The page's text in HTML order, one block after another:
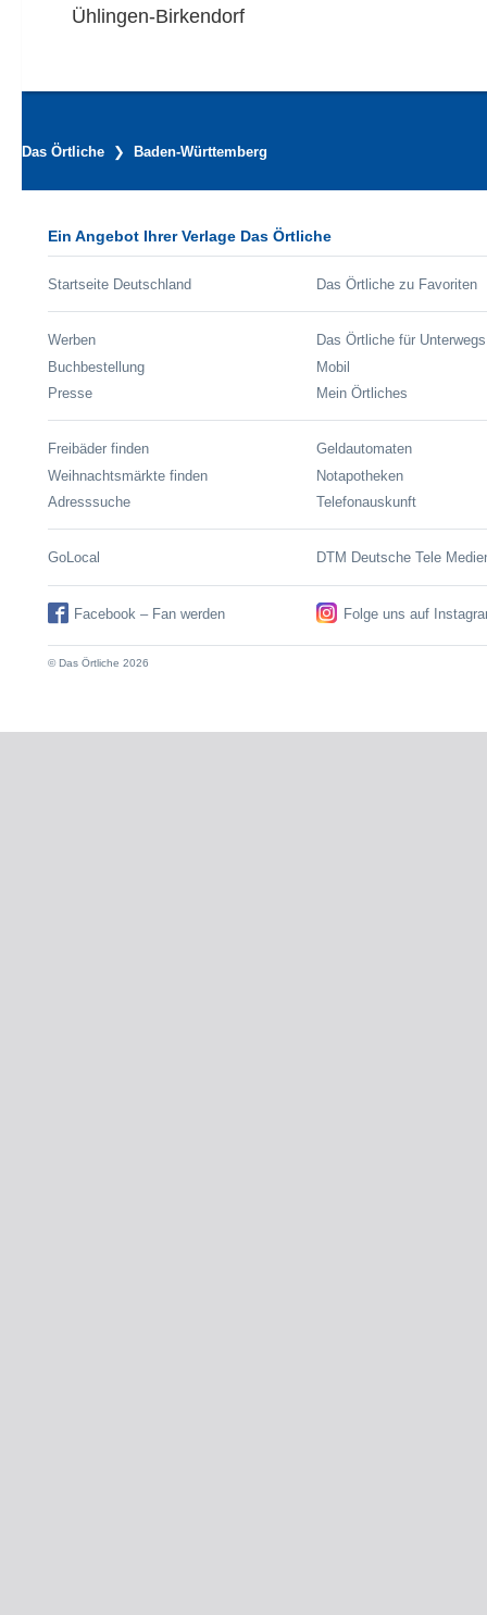
Ühlingen-Birkendorf
Das Örtliche Baden-Württemberg
Ein Angebot Ihrer Verlage Das Örtliche
Startseite Deutschland Das Örtliche zu Favoriten
Werben
Buchbestellung
Presse
Das Örtliche für Unterwegs
Mobil
Mein Örtliches
Freibäder finden
Weihnachtsmärkte finden
Adresssuche
Geldautomaten
Notapotheken
Telefonauskunft
GoLocal DTM Deutsche Tele
Facebook – Fan werden Folge uns auf
© Das Örtliche 2026